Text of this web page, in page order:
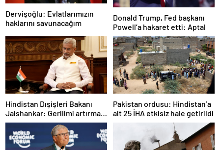
Dervişoğlu: Evlatlarımızın
haklarını savunacağım
Donald Trump, Fed başkanı
Powell’a hakaret etti: Aptal
Hindistan Dışişleri Bakanı
Jaishankar: Gerilimi artırmak
gibi bir niyetimiz yok
Pakistan ordusu: Hindistan’a
ait 25 İHA etkisiz hale getirildi